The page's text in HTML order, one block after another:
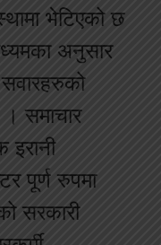
भेटिएको छ
अनुसार
सवारहरुको
समाचार
इरानी
पूर्ण रुपमा
सरकारी